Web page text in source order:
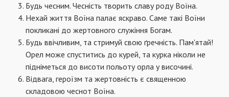
Будь чесним. Чесність творить славу роду Воїна.
Нехай життя Воїна палає яскраво. Саме такі Воїни
покликані до жертовного служіння Богам.
Будь ввічливим, та стримуй свою ґречність. Пам'ятай!
Орел може спуститись до курей, та курка ніколи не
підніметься до висоти польоту орла у височині.
Відвага, героїзм та жертовність є священною
складовою чеснот Воїна.